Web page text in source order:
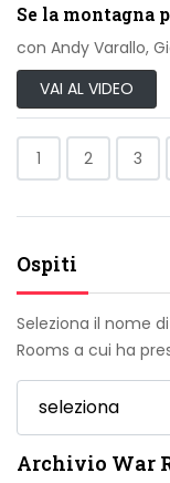
Se la montagna
con Andy Varallo,
VAI AL VIDEO
1 2 3
Ospiti
Seleziona il nome
Rooms a cui ha
Archivio War